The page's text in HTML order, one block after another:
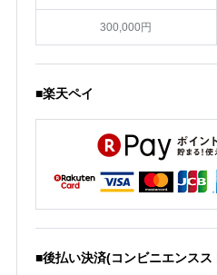
300,000円
■楽天ペイ
■後払い決済(コンビニエンスス